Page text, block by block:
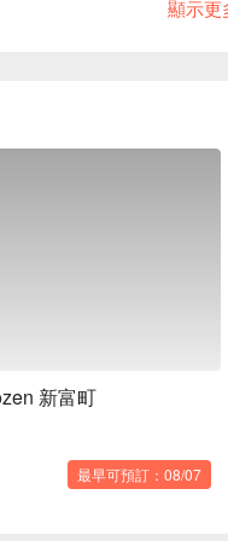
顯示更
新富町
最早可預訂：08/07